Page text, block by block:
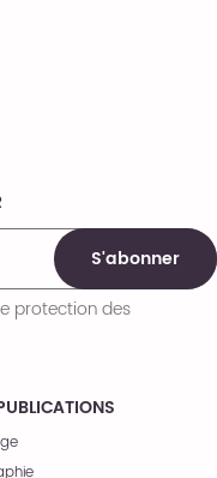
S'abonner
protection des